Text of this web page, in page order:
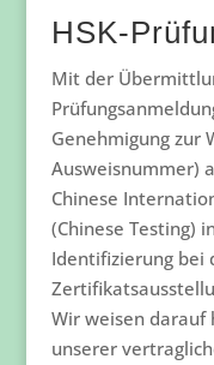
HSK-
Mit der
Genehmigung zur
Ausweisnummer)
Chinese
(Chinese Testing)
Identifizierung bei
Wir weisen darauf
unserer